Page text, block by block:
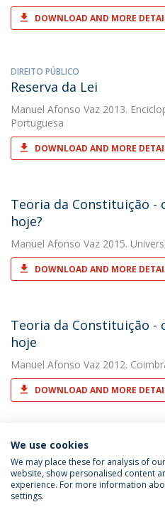
DOWNLOAD AND MORE
DIREITO PÚBLICO
Reserva da Lei
Manuel Afonso Vaz 2013.
Portuguesa
DOWNLOAD AND MORE
Teoria da Constituição -
hoje?
Manuel Afonso Vaz 2015.
DOWNLOAD AND MORE
Teoria da Constituição -
hoje
Manuel Afonso Vaz 2012.
DOWNLOAD AND MORE
Política de Privacidade
We use cookies
We may place these for analysis of
website, show personalised content
experience. For more information
settings.